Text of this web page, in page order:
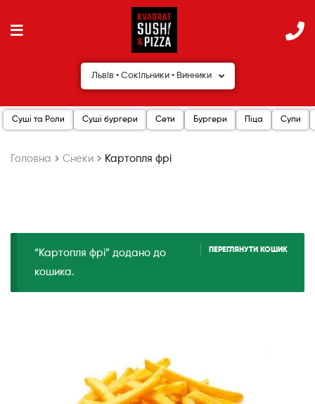
Львів • Сокільники • Винники
Суші та Роли Суші бургери Сети Бургери Піца Супи
Головна Снеки Картопля фрі
ПЕРЕГЛЯНУТИ КОШИК
“Картопля фрі” додано до
кошика.